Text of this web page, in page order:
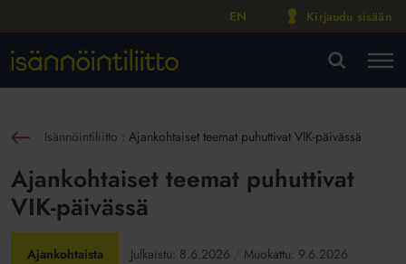
EN Kirjaudu sisään
Isännöintiliitto :Ajankohtaiset teemat puhuttivat VIK-päivässä
Ajankohtaiset teemat puhuttivat
VIK-päivässä
Ajankohtaista Julkaistu: 8.6.2026 Muokattu: 9.6.2026